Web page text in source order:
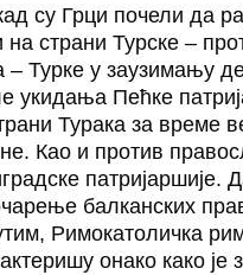
су Грци почели да
на страни Турске –
– Турке у заузимању
укидања Пећке
Турака за време
Као и против
патријаршије.
балканских
Римокатоличка
онако како